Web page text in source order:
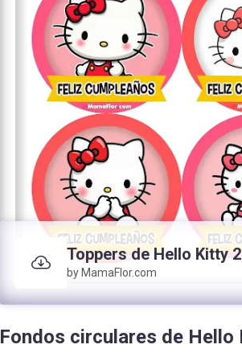
Toppers de Hello Kitty 2
by MamaFlor.com
Fondos circulares de Hello